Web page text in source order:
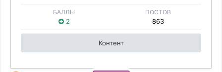
БАЛЛЫ
2
ПОСТОВ
863
Контент